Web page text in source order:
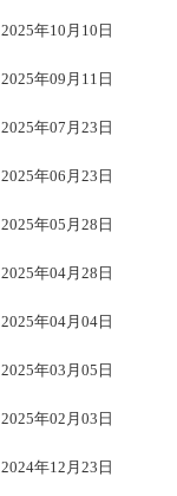
2025年10月10日
2025年09月11日
2025年07月23日
2025年06月23日
2025年05月28日
2025年04月28日
2025年04月04日
2025年03月05日
2025年02月03日
2024年12月23日